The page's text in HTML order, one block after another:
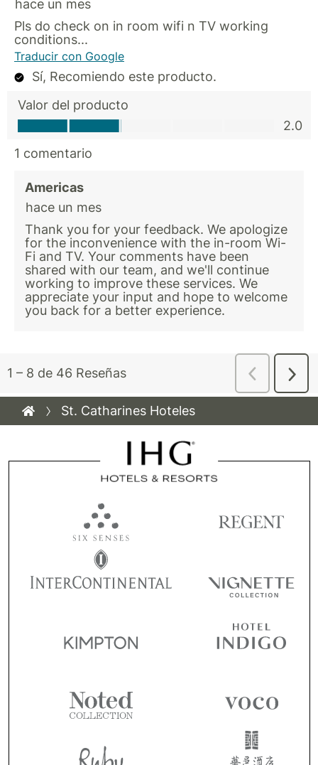
St. Catharines Hoteles